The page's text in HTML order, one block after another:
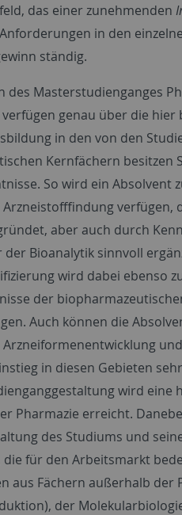
das einer zunehmenden
in den
ständig.
des Masterstudienganges
genau über die
in den von den
Kernfächern besitzen
So wird ein Absolvent
Arzneistofffindung verfügen,
aber auch durch
der Bioanalytik sinnvoll
wird dabei ebenso
der
Auch können die
Arzneiformenentwicklung
in diesen Gebieten
wird eine
Pharmazie erreicht.
des Studiums und
die für den Arbeitsmarkt
aus Fächern außerhalb der
der